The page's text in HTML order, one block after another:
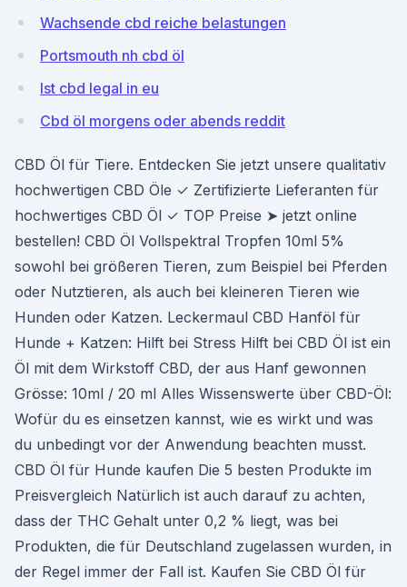
Wachsende cbd reiche belastungen
Portsmouth nh cbd öl
Ist cbd legal in eu
Cbd öl morgens oder abends reddit
CBD Öl für Tiere. Entdecken Sie jetzt unsere qualitativ
hochwertigen CBD Öle ✓ Zertifizierte Lieferanten für
hochwertiges CBD Öl ✓ TOP Preise ➤ jetzt online
bestellen! CBD Öl Vollspektral Tropfen 10ml 5%
sowohl bei größeren Tieren, zum Beispiel bei Pferden
oder Nutztieren, als auch bei kleineren Tieren wie
Hunden oder Katzen. Leckermaul CBD Hanföl für
Hunde + Katzen: Hilft bei Stress Hilft bei CBD Öl ist ein
Öl mit dem Wirkstoff CBD, der aus Hanf gewonnen
Grösse: 10ml / 20 ml Alles Wissenswerte über CBD-Öl:
Wofür du es einsetzen kannst, wie es wirkt und was
du unbedingt vor der Anwendung beachten musst.
CBD Öl für Hunde kaufen Die 5 besten Produkte im
Preisvergleich Natürlich ist auch darauf zu achten,
dass der THC Gehalt unter 0,2 % liegt, was bei
Produkten, die für Deutschland zugelassen wurden, in
der Regel immer der Fall ist. Kaufen Sie CBD Öl für